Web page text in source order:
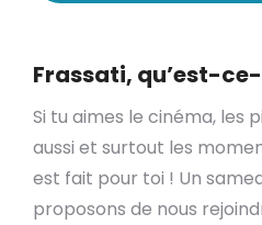
Frassati, qu’est-ce-
Si tu aimes le cinéma, les
aussi et surtout les
est fait pour toi ! Un
proposons de nous